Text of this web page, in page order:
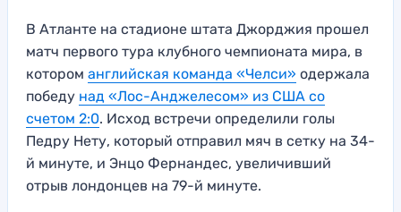
В Атланте на стадионе штата Джорджия прошел
матч первого тура клубного чемпионата мира, в
котором английская команда «Челси» одержала
победу над «Лос-Анджелесом» из США со
счетом 2:0. Исход встречи определили голы
Педру Нету, который отправил мяч в сетку на 34-
й минуте, и Энцо Фернандес, увеличивший
отрыв лондонцев на 79-й минуте.